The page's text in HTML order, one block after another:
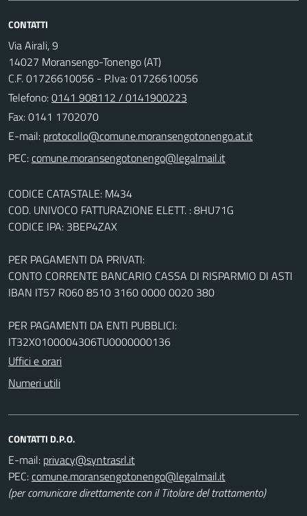
CONTATTI
Via Airali, 9
14027 Moransengo-Tonengo (AT)
C.F. 01726610056 - P.Iva: 01726610056
Telefono:0141 908112 / 0141900223
Fax: 0141 1702070
E-mail:
PEC:
CODICE CATASTALE: M434
COD. UNIVOCO FATTURAZIONE ELETT. : 8HU71G
CODICE IPA: 3BEP4ZAX
PER PAGAMENTI DA PRIVATI:
CONTO CORRENTE BANCARIO CASSA DI RISPARMIO DI ASTI
IBAN IT57 R060 8510 3160 0000 0020 380
PER PAGAMENTI DA ENTI PUBBLICI:
IT32X0100004306TU0000000136
Uffici e orari
Numeri utili
CONTATTI D.P.O.
E-mail:
PEC:
(per comunicare direttamente con il Titolare del trattamento)